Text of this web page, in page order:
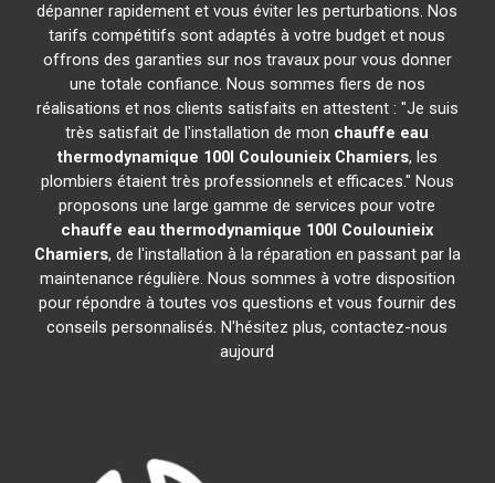
dépanner rapidement et vous éviter les perturbations. Nos
tarifs compétitifs sont adaptés à votre budget et nous
offrons des garanties sur nos travaux pour vous donner
une totale confiance. Nous sommes fiers de nos
réalisations et nos clients satisfaits en attestent : "Je suis
très satisfait de l'installation de mon chauffe eau
thermodynamique 100l Coulounieix Chamiers, les
plombiers étaient très professionnels et efficaces." Nous
proposons une large gamme de services pour votre
chauffe eau thermodynamique 100l Coulounieix
Chamiers, de l'installation à la réparation en passant par la
maintenance régulière. Nous sommes à votre disposition
pour répondre à toutes vos questions et vous fournir des
conseils personnalisés. N'hésitez plus, contactez-nous
aujourd